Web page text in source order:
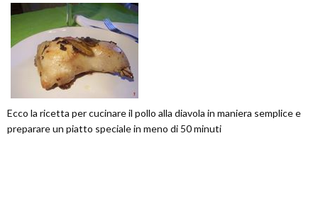
Ecco la ricetta per cucinare il pollo alla diavola in maniera semplice e
preparare un piatto speciale in meno di 50 minuti